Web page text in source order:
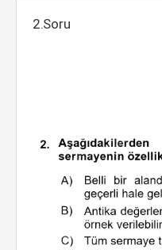
2.Soru